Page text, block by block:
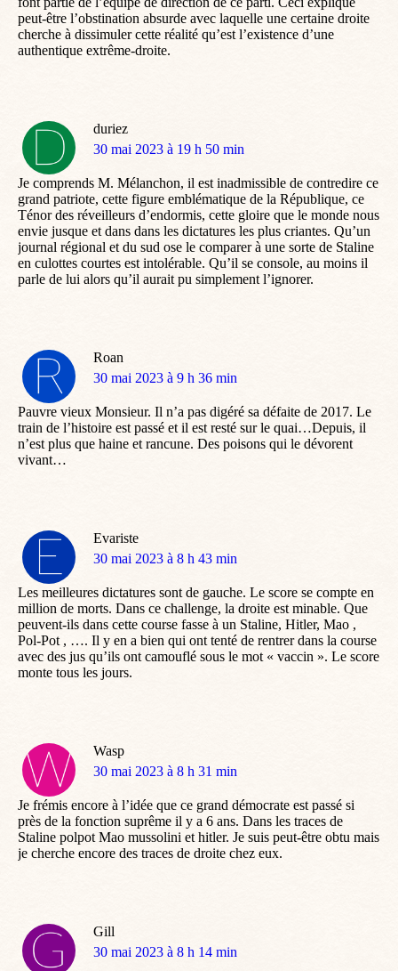
peut-être l’obstination absurde avec laquelle une certaine droite
cherche à dissimuler cette réalité qu’est l’existence d’une
authentique extrême-droite.
duriez
dit
30 mai 2023 à 19 h 50 min
Je comprends M. Mélanchon, il est inadmissible de contredire ce
grand patriote, cette figure emblématique de la République, ce
Ténor des réveilleurs d’endormis, cette gloire que le monde nous
envie jusque et dans dans les dictatures les plus criantes. Qu’un
journal régional et du sud ose le comparer à une sorte de Staline
en culottes courtes est intolérable. Qu’il se console, au moins il
parle de lui alors qu’il aurait pu simplement l’ignorer.
Roan
dit
30 mai 2023 à 9 h 36 min
Pauvre vieux Monsieur. Il n’a pas digéré sa défaite de 2017. Le
train de l’histoire est passé et il est resté sur le quai…Depuis, il
n’est plus que haine et rancune. Des poisons qui le dévorent
vivant…
Evariste
dit
30 mai 2023 à 8 h 43 min
Les meilleures dictatures sont de gauche. Le score se compte en
million de morts. Dans ce challenge, la droite est minable. Que
peuvent-ils dans cette course fasse à un Staline, Hitler, Mao ,
Pol-Pot , …. Il y en a bien qui ont tenté de rentrer dans la course
avec des jus qu’ils ont camouflé sous le mot « vaccin ». Le score
monte tous les jours.
Wasp
dit
30 mai 2023 à 8 h 31 min
Je frémis encore à l’idée que ce grand démocrate est passé si
près de la fonction suprême il y a 6 ans. Dans les traces de
Staline polpot Mao mussolini et hitler. Je suis peut-être obtu mais
je cherche encore des traces de droite chez eux.
Gill
dit
30 mai 2023 à 8 h 14 min